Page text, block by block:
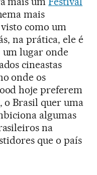
mais
como um
na prática, ele é
um lugar onde
cineastas
onde os
hoje preferem
o Brasil quer uma
algumas
na
que o país